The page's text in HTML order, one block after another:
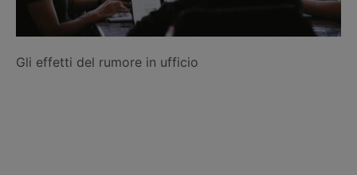
Gli effetti del rumore in ufficio